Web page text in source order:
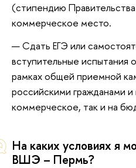
(стипендию
коммерческое место.
Сдать ЕГЭ или
вступительные испытания
рамках общей приемной
российскими гражданами и
коммерческое, так и на
На каких условиях я
ВШЭ – Пермь?